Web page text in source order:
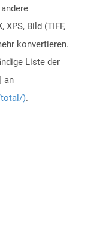
XPS, Bild (TIFF,
konvertieren.
Liste der
an
).